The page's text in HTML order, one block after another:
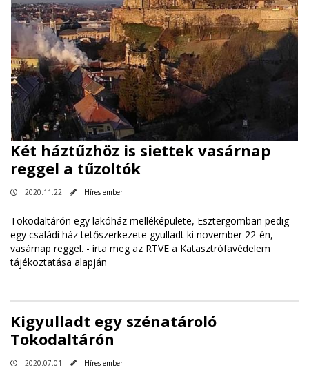
Két háztűzhöz is siettek vasárnap
reggel a tűzoltók
2020.11.22 Híres ember
Tokodaltárón egy lakóház melléképülete, Esztergomban pedig
egy családi ház tetőszerkezete gyulladt ki november 22-én,
vasárnap reggel. - írta meg az RTVE a Katasztrófavédelem
tájékoztatása alapján
Kigyulladt egy szénatároló
Tokodaltárón
2020.07.01 Híres ember